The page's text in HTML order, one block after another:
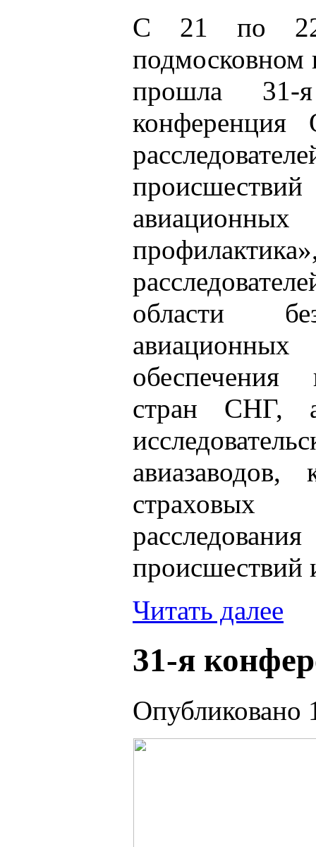
С 21 по
подмосковном
прошла 31-я
конференция
области
авиационных
обеспечения
стран СНГ,
авиазаводов,
страховых
происшествий
Читать далее
31-я
Опубликовано